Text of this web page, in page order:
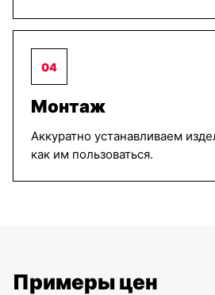
04
Монтаж
Аккуратно устанавливаем
как им пользоваться.
Примеры цен